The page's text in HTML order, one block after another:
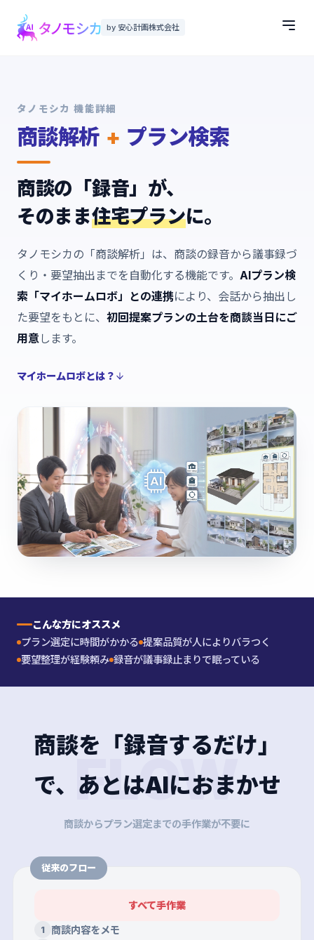
by 安心計画株式会社
タノモシカ 機能詳細
商談解析 + プラン検索
商談の「録音」が、
そのまま住宅プランに。
タノモシカの「商談解析」は、商談の録音から議事録づ
くり・要望抽出までを自動化する機能です。 AIプラン検
索「マイホームロボ」との連携により、会話から抽出し
た要望をもとに、 初回提案プランの土台を商談当日にご
用意 します。
マイホームロボとは？
こんな方にオススメ
プラン選定に時間がかかる 提案品質が人によりバラつく
要望整理が経験頼み 録音が議事録止まりで眠っている
FLOW
商談を「録音するだけ」
で、あとはAIにおまかせ
商談からプラン選定までの手作業が不要に
従来のフロー
すべて手作業
1 商談内容をメモ